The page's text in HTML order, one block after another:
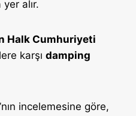
alır.
Halk Cumhuriyeti
karşı damping
incelemesine göre,